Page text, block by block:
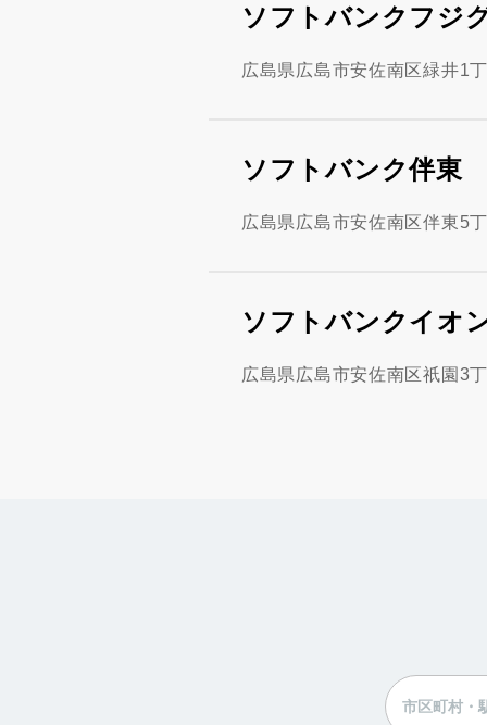
ソフトバンクフジ
広島県広島市安佐南区緑井1
ソフトバンク伴東
広島県広島市安佐南区伴東5
ソフトバンクイオ
広島県広島市安佐南区祇園3